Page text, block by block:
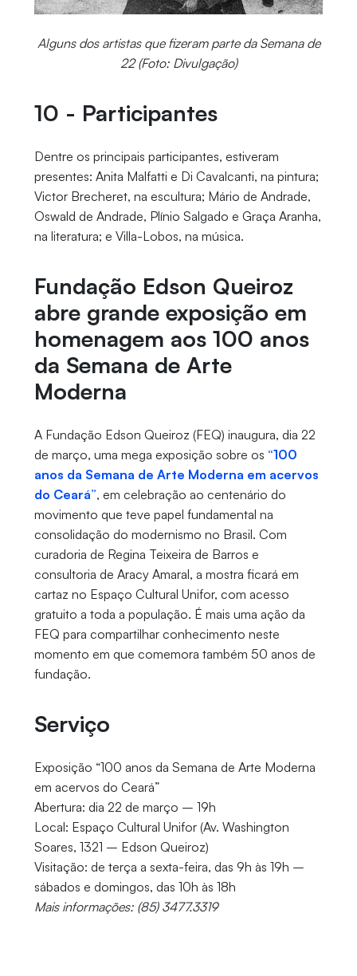
Alguns dos artistas que fizeram parte da Semana de
22 (Foto: Divulgação)
10 - Participantes
Dentre os principais participantes, estiveram
presentes: Anita Malfatti e Di Cavalcanti, na pintura;
Victor Brecheret, na escultura; Mário de Andrade,
Oswald de Andrade, Plínio Salgado e Graça Aranha,
na literatura; e Villa-Lobos, na música.
Fundação Edson Queiroz
abre grande exposição em
homenagem aos 100 anos
da Semana de Arte
Moderna
A Fundação Edson Queiroz (FEQ) inaugura, dia 22
de março, uma mega exposição sobre os “100
anos da Semana de Arte Moderna em acervos
do Ceará”, em celebração ao centenário do
movimento que teve papel fundamental na
consolidação do modernismo no Brasil. Com
curadoria de Regina Teixeira de Barros e
consultoria de Aracy Amaral, a mostra ficará em
cartaz no Espaço Cultural Unifor, com acesso
gratuito a toda a população. É mais uma ação da
FEQ para compartilhar conhecimento neste
momento em que comemora também 50 anos de
fundação.
Serviço
Exposição “100 anos da Semana de Arte Moderna
em acervos do Ceará”
Abertura: dia 22 de março – 19h
Local: Espaço Cultural Unifor (Av. Washington
Soares, 1321 – Edson Queiroz)
Visitação: de terça a sexta-feira, das 9h às 19h –
sábados e domingos, das 10h às 18h
Mais informações: (85) 3477.3319